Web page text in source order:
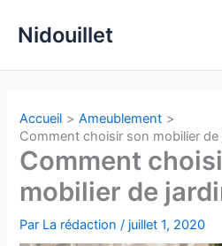
Nidouillet
Accueil
Ameublement
Comment choisir son mobilier de
Comment
mobilier de
Par La rédaction/ juillet 1, 2020